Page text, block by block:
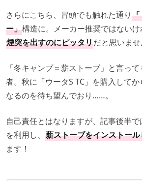
さらにこちら、冒頭でも触れた通り 「
ー」構造に。メーカー推奨ではない
煙突を出すのにピッタリだと思いませ
「冬キャンプ＝薪ストーブ」と言っ
者。秋に「ウータS TC」を購入してか
なるのを待ち望んでおり……。
自己責任とはなりますが、記事後半
を利用し、 薪ストーブをインストー
ます！